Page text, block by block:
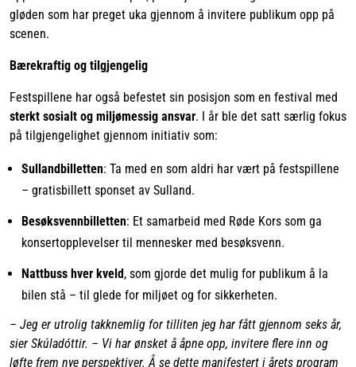
gløden som har preget uka gjennom å invitere publikum opp på
scenen.
Bærekraftig og tilgjengelig
Festspillene har også befestet sin posisjon som en festival med
sterkt sosialt og miljømessig ansvar. I år ble det satt særlig fokus
på tilgjengelighet gjennom initiativ som:
Sullandbilletten: Ta med en som aldri har vært på festspillene
– gratisbillett sponset av Sulland.
Besøksvennbilletten: Et samarbeid med Røde Kors som ga
konsertopplevelser til mennesker med besøksvenn.
Nattbuss hver kveld, som gjorde det mulig for publikum å la
bilen stå – til glede for miljøet og for sikkerheten.
– Jeg er utrolig takknemlig for tilliten jeg har fått gjennom seks år,
sier Skúladóttir. – Vi har ønsket å åpne opp, invitere flere inn og
løfte frem nye perspektiver. Å se dette manifestert i årets program